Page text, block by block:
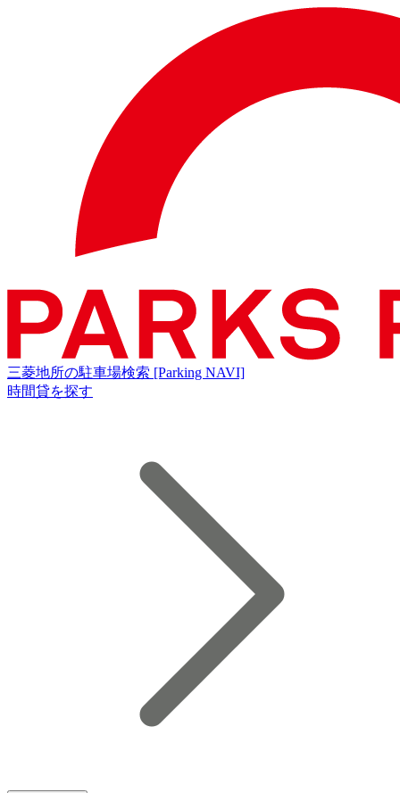
三菱地所の駐車場検索 [Parking NAVI]
時間貸を探す